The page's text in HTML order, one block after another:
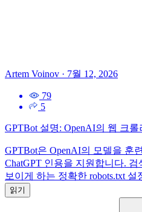
Artem Voinov · 7월 12, 2026
79
5
GPTBot 설명: OpenAI의 웹 크
GPTBot은 OpenAI의 모델을 훈
ChatGPT 인용을 지원합니다.
보이게 하는 정확한 robots.txt
읽기